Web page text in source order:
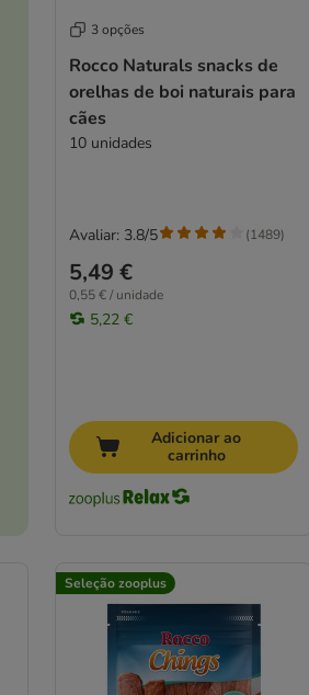
3 opções
Rocco Naturals snacks de
orelhas de boi naturais para
cães
10 unidades
5,49 €
0,55 € / unidade
5,22 €
Avaliar: 3.8/5 (1489)
Adicionar ao
carrinho
Seleção zooplus